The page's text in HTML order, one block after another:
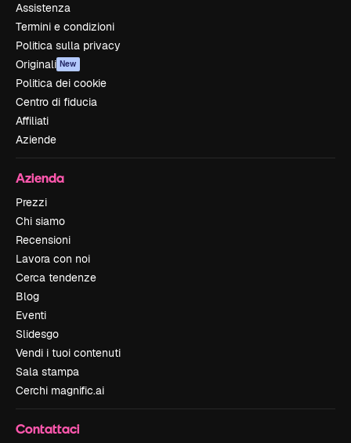
Assistenza
Termini e condizioni
Politica sulla privacy
Originali New
Politica dei cookie
Centro di fiducia
Affiliati
Aziende
Azienda
Prezzi
Chi siamo
Recensioni
Lavora con noi
Cerca tendenze
Blog
Eventi
Slidesgo
Vendi i tuoi contenuti
Sala stampa
Cerchi magnific.ai
Contattaci